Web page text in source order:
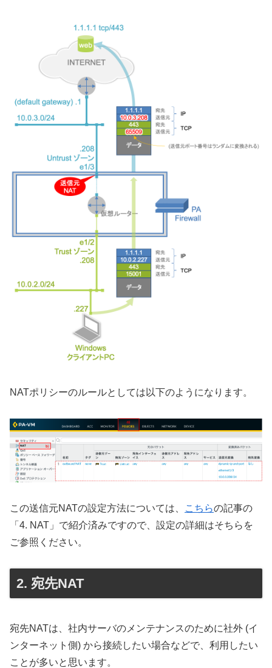
NATポリシーのルールとしては以下のようになります。
この送信元NATの設定方法については、 こちらの記事の
「4. NAT」で紹介済みですので、設定の詳細はそちらを
ご参照ください。
宛先NAT
宛先NATは、社内サーバのメンテナンスのために社外 (イ
ンターネット側) から接続したい場合などで、利用したい
ことが多いと思います。